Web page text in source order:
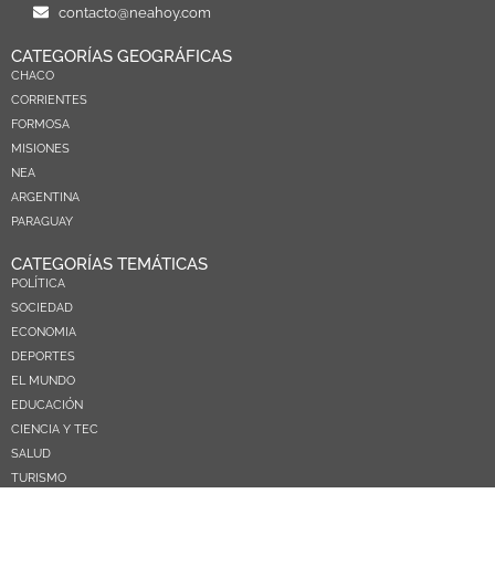
contacto@neahoy.com
CATEGORÍAS GEOGRÁFICAS
CHACO
CORRIENTES
FORMOSA
MISIONES
NEA
ARGENTINA
PARAGUAY
CATEGORÍAS TEMÁTICAS
POLÍTICA
SOCIEDAD
ECONOMIA
DEPORTES
EL MUNDO
EDUCACIÓN
CIENCIA Y TEC
SALUD
TURISMO